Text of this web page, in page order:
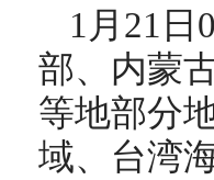
1月21日
部、内蒙
等地部分
域、台湾